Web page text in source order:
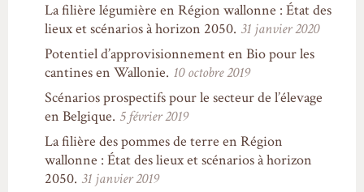
La filière légumière en Région wallonne : État des
lieux et scénarios à horizon 2050. 31 janvier 2020
Potentiel d’approvisionnement en Bio pour les
cantines en Wallonie. 10 octobre 2019
Scénarios prospectifs pour le secteur de l’élevage
en Belgique. 5 février 2019
La filière des pommes de terre en Région
wallonne : État des lieux et scénarios à horizon
2050. 31 janvier 2019